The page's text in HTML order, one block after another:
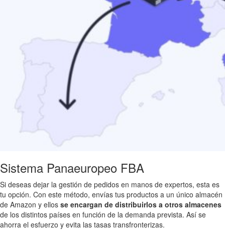
Sistema Panaeuropeo FBA
Si deseas dejar la gestión de pedidos en manos de expertos, esta es
tu opción. Con este método, envías tus productos a un único almacén
de Amazon y ellos se encargan de distribuirlos a otros almacenes
de los distintos países en función de la demanda prevista. Así se
ahorra el esfuerzo y evita las tasas transfronterizas.